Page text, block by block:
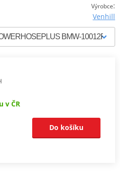
Výrobce:
Venhill
v ČR
Do košíku